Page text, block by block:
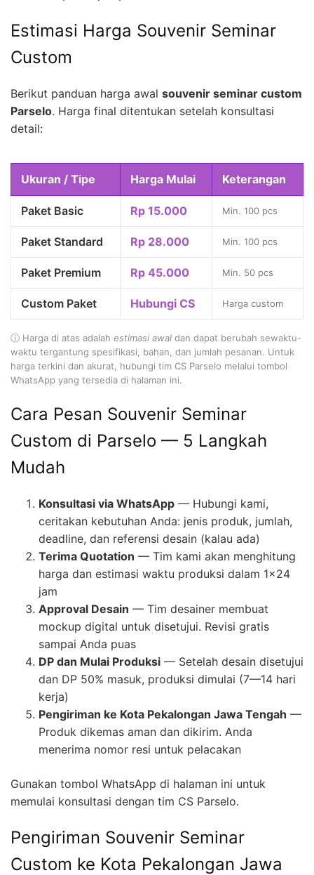
Estimasi Harga Souvenir Seminar
Custom
Berikut panduan harga awal souvenir seminar custom
Parselo. Harga final ditentukan setelah konsultasi
detail:
Ukuran / Tipe Harga Mulai Keterangan
Paket Basic Rp 15.000 Min. 100 pcs
Paket Standard Rp 28.000 Min. 100 pcs
Paket Premium Rp 45.000 Min. 50 pcs
Custom Paket Hubungi CS Harga custom
ⓘ Harga di atas adalah estimasi awal dan dapat berubah sewaktu-
waktu tergantung spesifikasi, bahan, dan jumlah pesanan. Untuk
harga terkini dan akurat, hubungi tim CS Parselo melalui tombol
WhatsApp yang tersedia di halaman ini.
Cara Pesan Souvenir Seminar
Custom di Parselo — 5 Langkah
Mudah
Konsultasi via WhatsApp — Hubungi kami,
ceritakan kebutuhan Anda: jenis produk, jumlah,
deadline, dan referensi desain (kalau ada)
Terima Quotation — Tim kami akan menghitung
harga dan estimasi waktu produksi dalam 1×24
jam
Approval Desain — Tim desainer membuat
mockup digital untuk disetujui. Revisi gratis
sampai Anda puas
DP dan Mulai Produksi — Setelah desain disetujui
dan DP 50% masuk, produksi dimulai (7—14 hari
kerja)
Pengiriman ke Kota Pekalongan Jawa Tengah —
Produk dikemas aman dan dikirim. Anda
menerima nomor resi untuk pelacakan
Gunakan tombol WhatsApp di halaman ini untuk
memulai konsultasi dengan tim CS Parselo.
Pengiriman Souvenir Seminar
Custom ke Kota Pekalongan Jawa